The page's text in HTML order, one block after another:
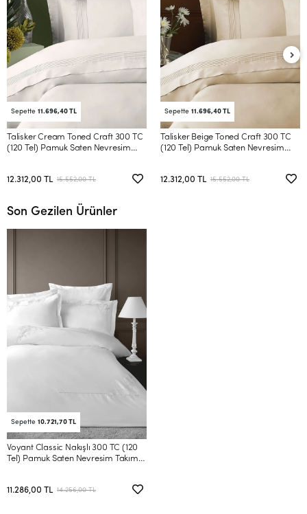
Sepette 11.696,40 TL
Talisker Cream Toned Craft 300 TC
(120 Tel) Pamuk Saten Nevresim
12.312,00 TL 15.552,00 TL
Sepette 11.696,40 TL
Talisker Beige Toned Craft 300 TC
(120 Tel) Pamuk Saten Nevresim
12.312,00 TL 15.552,00 TL
Son Gezilen Ürünler
Sepette 10.721,70 TL
Voyant Classic Nakışlı 300 TC (120
Tel) Pamuk Saten Nevresim Takımı
11.286,00 TL 14.256,00 TL